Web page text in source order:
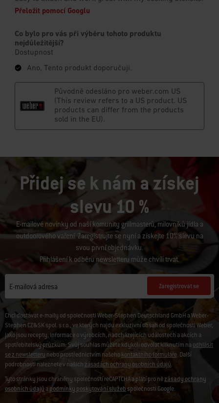
Přidej se k nám a získej
slevu 10 %
E-mailové novinky od naší komunity grillmasterů, milovníků jídla a
outdoorového vaření. Zaregistrujte se nyní a získejte 10% slevu na
svou první objednávku.
Přihlášení k odběru newsletteru může chvíli trvat.
E-mailová adresa Zaregistrovat se
Chci dostávat e-maily od společnosti Weber-Stephen Deutschland GmbH a Weber-
Stephen CZ&SK spol. s r.o., ve kterých najdu exkluzivní obsah od společnosti Weber,
jako jsou recepty, informace o výrobcích, nadcházejících událostech a akcích a
spotřebitelský průzkum. Svůj souhlas můžete kdykoli odvolat kliknutím na odhlásit
se z newsletteru nebo prostřednictvím našehokontaktního formuláře. Další
podrobnosti naleznete v našich zásadách ochrany osobních údajů.
Tyto stránky jsou chráněny společností reCAPTCHA a platí pro nězásady ochrany
osobních údajů apodmínky poskytování služebspolečnosti Google.